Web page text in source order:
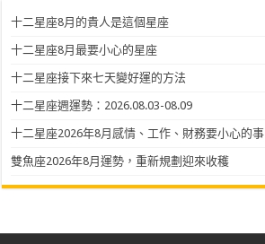
十二星座8月的貴人是這個星座
十二星座8月最要小心的星座
十二星座接下來七天變好運的方法
十二星座週運勢：2026.08.03-08.09
十二星座2026年8月感情、工作、財務要小心的事
雙魚座2026年8月運勢，重新規劃迎來收穫